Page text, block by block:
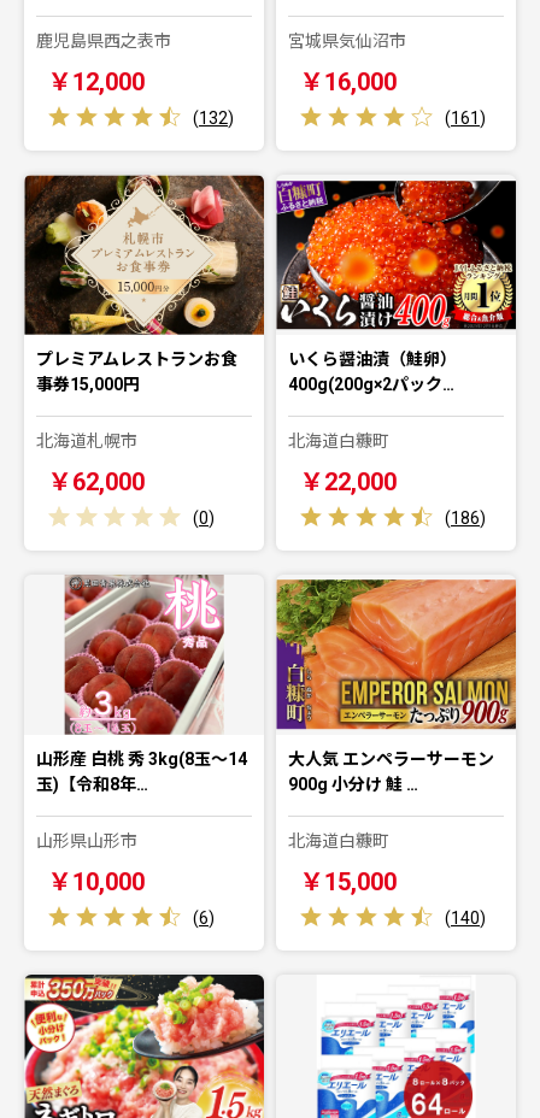
鹿児島県西之表市
￥12,000
(132)
宮城県気仙沼市
￥16,000
(161)
プレミアムレストランお食
事券15,000円
北海道札幌市
￥62,000
(0)
いくら醤油漬（鮭卵）
400g(200g×2パック…
北海道白糠町
￥22,000
(186)
山形産 白桃 秀 3kg(8玉～14
玉)【令和8年…
山形県山形市
￥10,000
(6)
大人気 エンペラーサーモン
900g 小分け 鮭 …
北海道白糠町
￥15,000
(140)